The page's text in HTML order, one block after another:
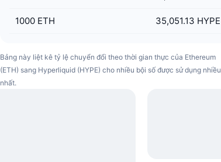
1000 ETH 35,051.13 HYPE
Bảng này liệt kê tỷ lệ chuyển đổi theo thời gian thực của Ethereum
(ETH) sang Hyperliquid (HYPE) cho nhiều bội số được sử dụng nhiều
nhất.